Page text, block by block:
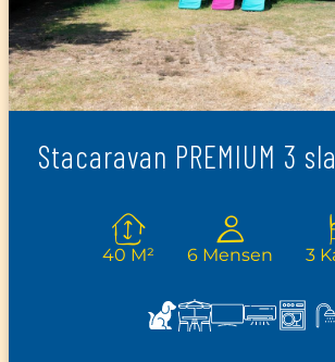
Stacaravan PREMIUM 3
40 M² 6 Mensen 3